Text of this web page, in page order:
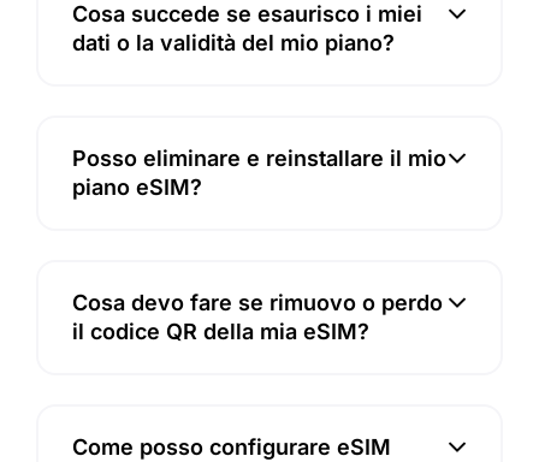
Cosa succede se esaurisco i miei
dati o la validità del mio piano?
Posso eliminare e reinstallare il mio
piano eSIM?
Cosa devo fare se rimuovo o perdo
il codice QR della mia eSIM?
Come posso configurare eSIM